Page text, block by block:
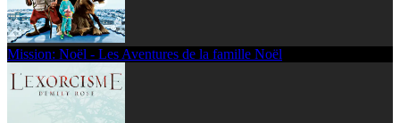
Mission: Noël - Les Aventures de la famille Noël